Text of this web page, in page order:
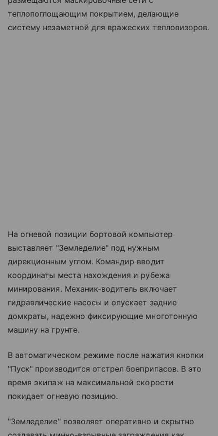
теплопоглощающим покрытием, делающие
систему незаметной для вражеских тепловизоров.
На огневой позиции бортовой компьютер
выставляет "Земледелие" под нужным
дирекционным углом. Командир вводит
координаты места нахождения и рубежа
минирования. Механик-водитель включает
гидравлические насосы и опускает задние
домкраты, надежно фиксирующие многотонную
машину на грунте.
В автоматическом режиме после нажатия кнопки
"Пуск" производится отстрел боеприпасов. В это
время экипаж на максимальной скорости
покидает огневую позицию.
"Земледелие" позволяет оперативно и скрытно